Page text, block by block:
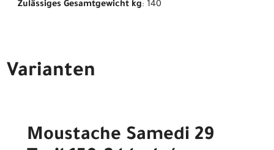
Zulässiges Gesamtgewicht kg: 140
Varianten
Moustache Samedi 29